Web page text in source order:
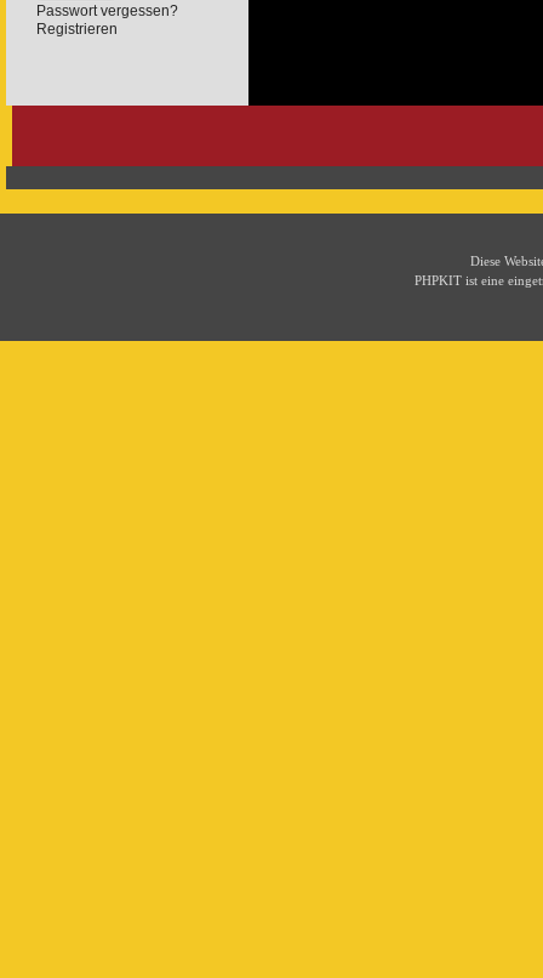
Passwort vergessen?
Registrieren
Diese
PHPKIT ist eine